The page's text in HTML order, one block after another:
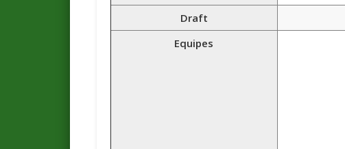
Draft
Equipes